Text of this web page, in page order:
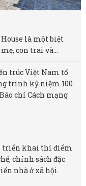
House là một biệt
con trai và...
trúc Việt Nam tổ
trình kỷ niệm 100
chí Cách mạng
triển khai thí điểm
chính sách đặc
nhà ở xã hội